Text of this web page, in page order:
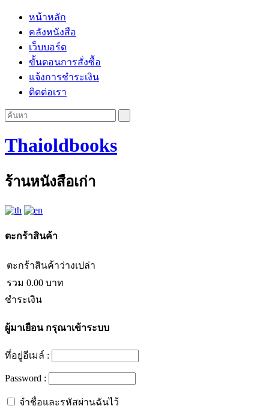
หน้าหลัก
คลังหนังสือ
เว็บบอร์ด
ขั้นตอนการสั่งซื้อ
แจ้งการชำระเงิน
ติดต่อเรา
Thaioldbooks
ร้านหนังสือเก่า
ตะกร้าสินค้า
ตะกร้าสินค้าว่างเปล่า
รวม 0.00 บาท
ชำระเงิน
ผู้มาเยือนกรุณาเข้าระบบ
ที่อยู่อีเมล์ :
Password :
จำชื่อและรหัสผ่านฉันไว้